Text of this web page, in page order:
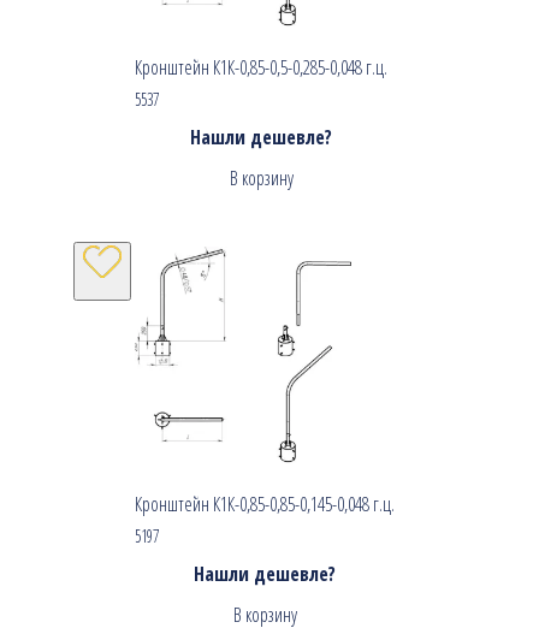
Кронштейн К1К-0,85-0,5-0,285-0,048 г.ц.
5537
Нашли дешевле?
В корзину
Кронштейн К1К-0,85-0,85-0,145-0,048 г.ц.
5197
Нашли дешевле?
В корзину